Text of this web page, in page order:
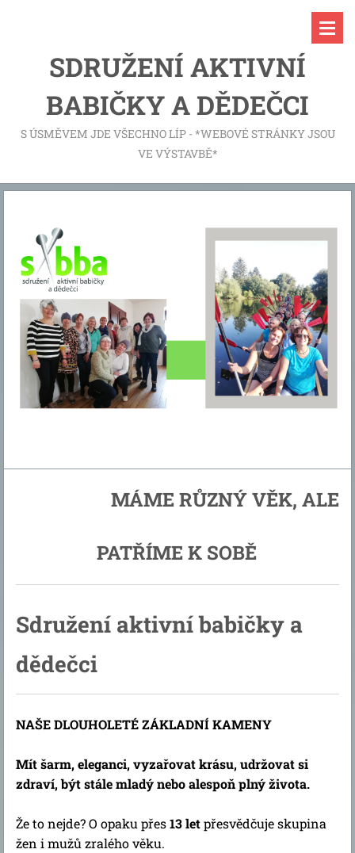
SDRUŽENÍ AKTIVNÍ
BABIČKY A DĚDEČCI
S ÚSMĚVEM JDE VŠECHNO LÍP - *WEBOVÉ STRÁNKY JSOU
VE VÝSTAVBĚ*
MÁME RŮZNÝ VĚK, ALE
PATŘÍME K SOBĚ
Sdružení aktivní babičky a
dědečci
NAŠE DLOUHOLETÉ ZÁKLADNÍ KAMENY
Mít šarm, eleganci, vyzařovat krásu, udržovat si
zdraví, být stále mladý nebo alespoň plný života.
Že to nejde? O opaku přes13 letpřesvědčuje skupina
žen i mužů zralého věku.